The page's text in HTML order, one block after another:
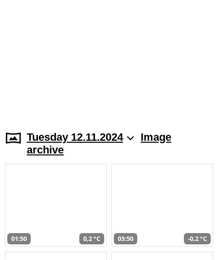
Tuesday 12.11.2024
Image
archive
01:50 0,2 °C 03:50 -0,2 °C